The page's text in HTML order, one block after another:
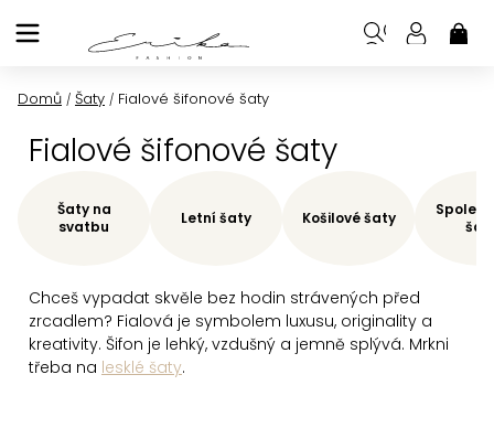
na
Domů / Šaty / Fialové šifonové šaty
Fialové šifonové šaty
Chceš vypadat skvěle bez hodin strávených před
zrcadlem? Fialová je symbolem luxusu, originality a
kreativity. Šifon je lehký, vzdušný a jemně splývá. Mrkni
třeba na lesklé šaty.
Šaty na
svatbu
Letní šaty Košilové šaty